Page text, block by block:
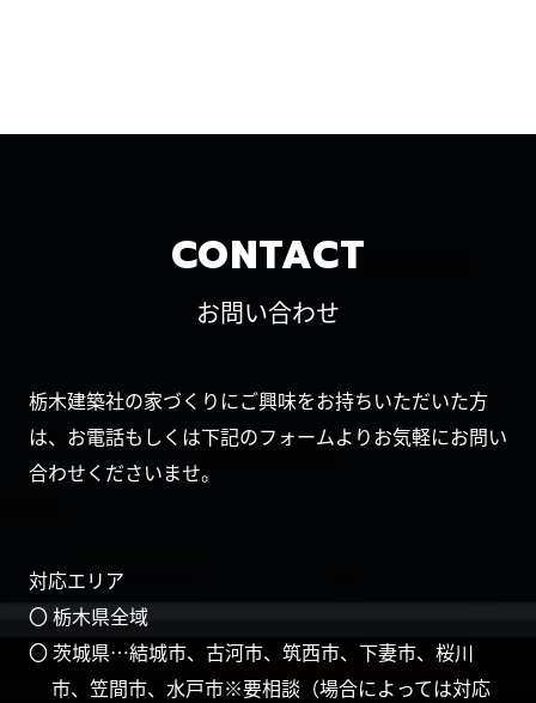
CONTACT
お問い合わせ
栃木建築社の家づくりにご興味をお持ちいただいた方
は、お電話もしくは下記のフォームよりお気軽にお問い
合わせくださいませ。
対応エリア
〇 栃木県全域
〇 茨城県…結城市、古河市、筑西市、下妻市、桜川
市、笠間市、水戸市※要相談（場合によっては対応